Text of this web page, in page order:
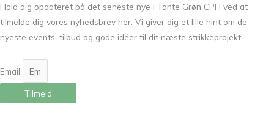
Hold dig opdateret på det seneste nye i Tante Grøn CPH ved at
tilmelde dig vores nyhedsbrev her. Vi giver dig et lille hint om de
nyeste events, tilbud og gode idéer til dit næste strikkeprojekt.
Email
Tilmeld